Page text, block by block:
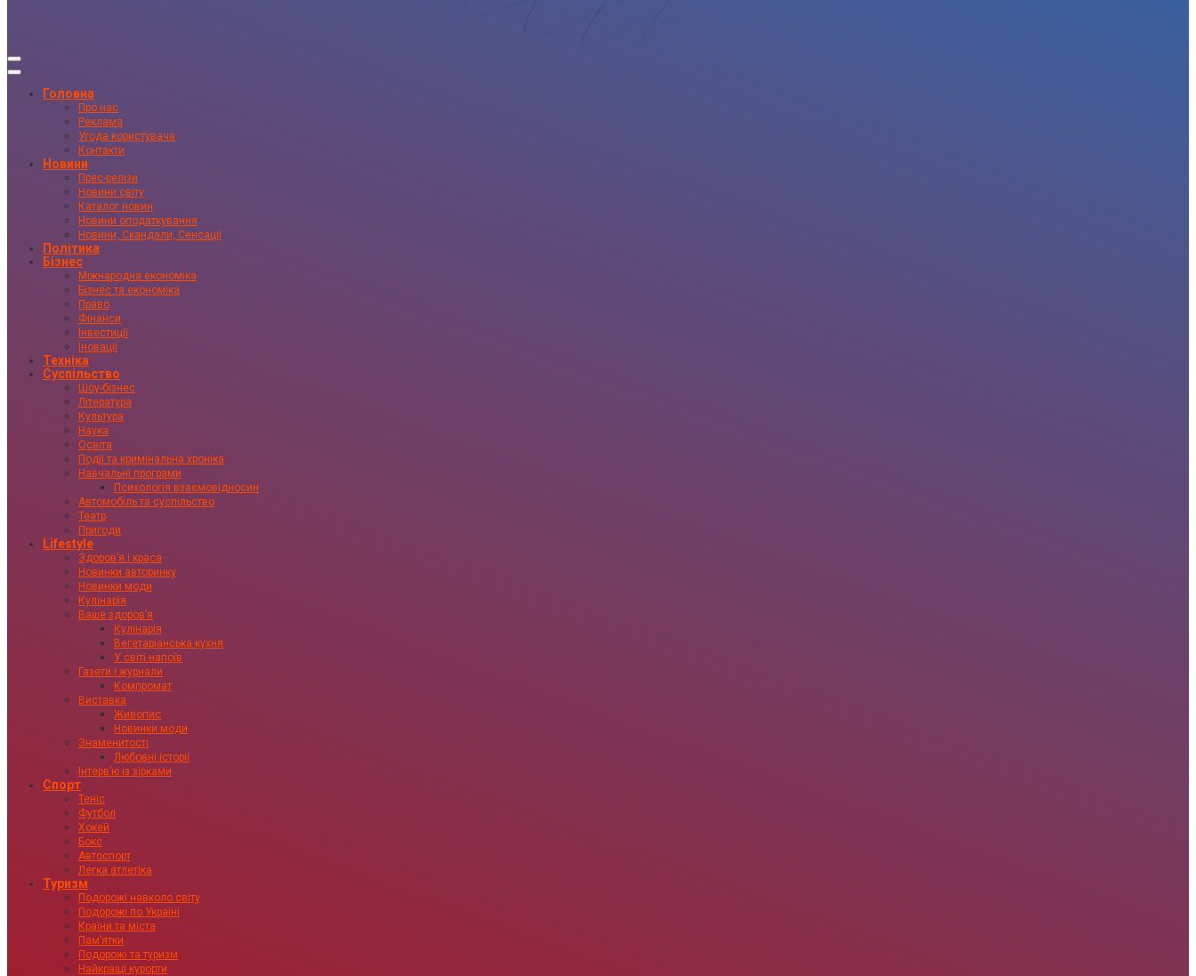
Головна
Про нас
Реклама
Угода користувача
Контакти
Новини
Прес-релізи
Новини світу
Каталог новин
Новини оподаткування
Новини, Скандали, Сенсації
Політика
Бізнес
Міжнародна економіка
Бізнес та економіка
Право
Фінанси
Інвестиції
Іновації
Техніка
Суспільство
Шоу-бізнес
Література
Культура
Наука
Освіта
Події та кримінальна хроніка
Навчальні програми
Психологія взаємовідносин
Автомобіль та суспільство
Театр
Пригоди
Lifestyle
Здоровʼя і краса
Новинки авторинку
Новинки моди
Кулінарія
Ваше здоровʼя
Кулінарія
Вегетаріанська кухня
У світі напоїв
Газети і журнали
Компромат
Виставка
Живопис
Новинки моди
Знаменитості
Любовні історії
Інтервʼю із зірками
Спорт
Теніс
Футбол
Хокей
Бокс
Автоспорт
Легка атлетіка
Туризм
Подорожі навколо світу
Подорожі по Україні
Країни та міста
Пам’ятки
Подорожі та туризм
Найкращі курорти